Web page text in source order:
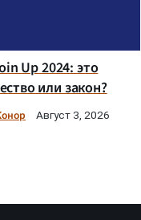
Up 2024: это
или закон?
Август 3, 2026